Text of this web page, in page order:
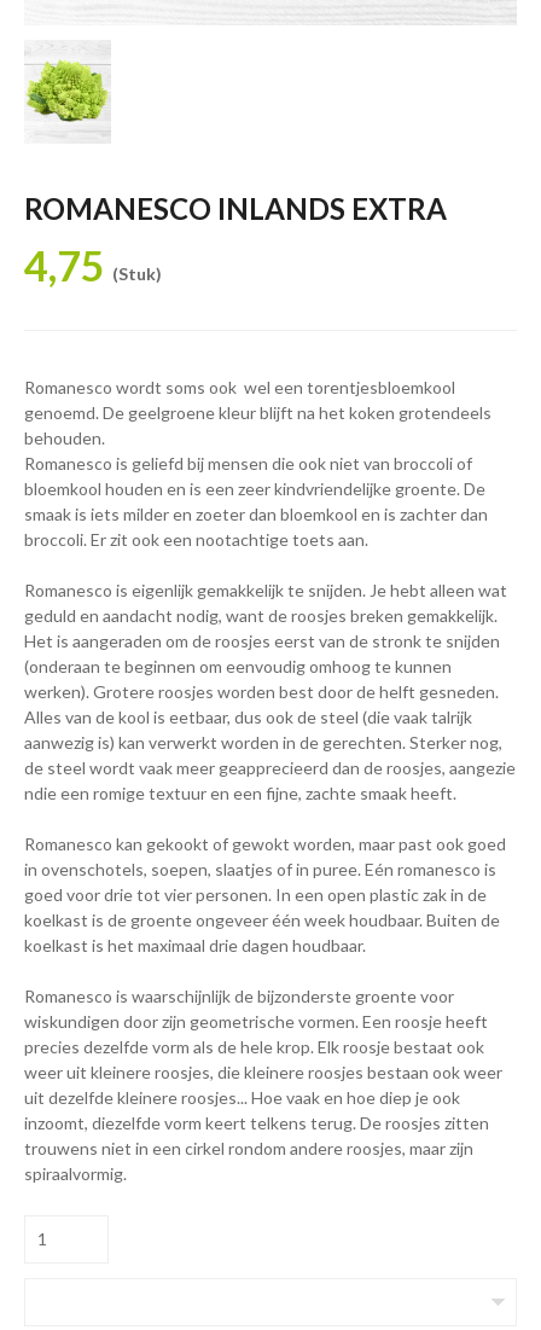
ROMANESCO INLANDS EXTRA
4,75 (Stuk)
Romanesco wordt soms ook wel een torentjesbloemkool
genoemd. De geelgroene kleur blijft na het koken grotendeels
behouden.
Romanesco is geliefd bij mensen die ook niet van broccoli of
bloemkool houden en is een zeer kindvriendelijke groente. De
smaak is iets milder en zoeter dan bloemkool en is zachter dan
broccoli. Er zit ook een nootachtige toets aan.
Romanesco is eigenlijk gemakkelijk te snijden. Je hebt alleen wat
geduld en aandacht nodig, want de roosjes breken gemakkelijk.
Het is aangeraden om de roosjes eerst van de stronk te snijden
(onderaan te beginnen om eenvoudig omhoog te kunnen
werken). Grotere roosjes worden best door de helft gesneden.
Alles van de kool is eetbaar, dus ook de steel (die vaak talrijk
aanwezig is) kan verwerkt worden in de gerechten. Sterker nog,
de steel wordt vaak meer geapprecieerd dan de roosjes, aangezie
ndie een romige textuur en een fijne, zachte smaak heeft.
Romanesco kan gekookt of gewokt worden, maar past ook goed
in ovenschotels, soepen, slaatjes of in puree. Eén romanesco is
goed voor drie tot vier personen. In een open plastic zak in de
koelkast is de groente ongeveer één week houdbaar. Buiten de
koelkast is het maximaal drie dagen houdbaar.
Romanesco is waarschijnlijk de bijzonderste groente voor
wiskundigen door zijn geometrische vormen. Een roosje heeft
precies dezelfde vorm als de hele krop. Elk roosje bestaat ook
weer uit kleinere roosjes, die kleinere roosjes bestaan ook weer
uit dezelfde kleinere roosjes... Hoe vaak en hoe diep je ook
inzoomt, diezelfde vorm keert telkens terug. De roosjes zitten
trouwens niet in een cirkel rondom andere roosjes, maar zijn
spiraalvormig.